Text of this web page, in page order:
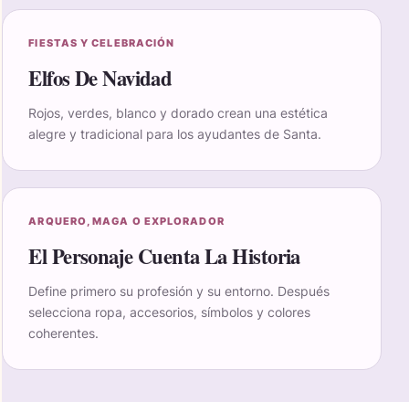
FIESTAS Y CELEBRACIÓN
Elfos De Navidad
Rojos, verdes, blanco y dorado crean una estética
alegre y tradicional para los ayudantes de Santa.
ARQUERO, MAGA O EXPLORADOR
El Personaje Cuenta La Historia
Define primero su profesión y su entorno. Después
selecciona ropa, accesorios, símbolos y colores
coherentes.